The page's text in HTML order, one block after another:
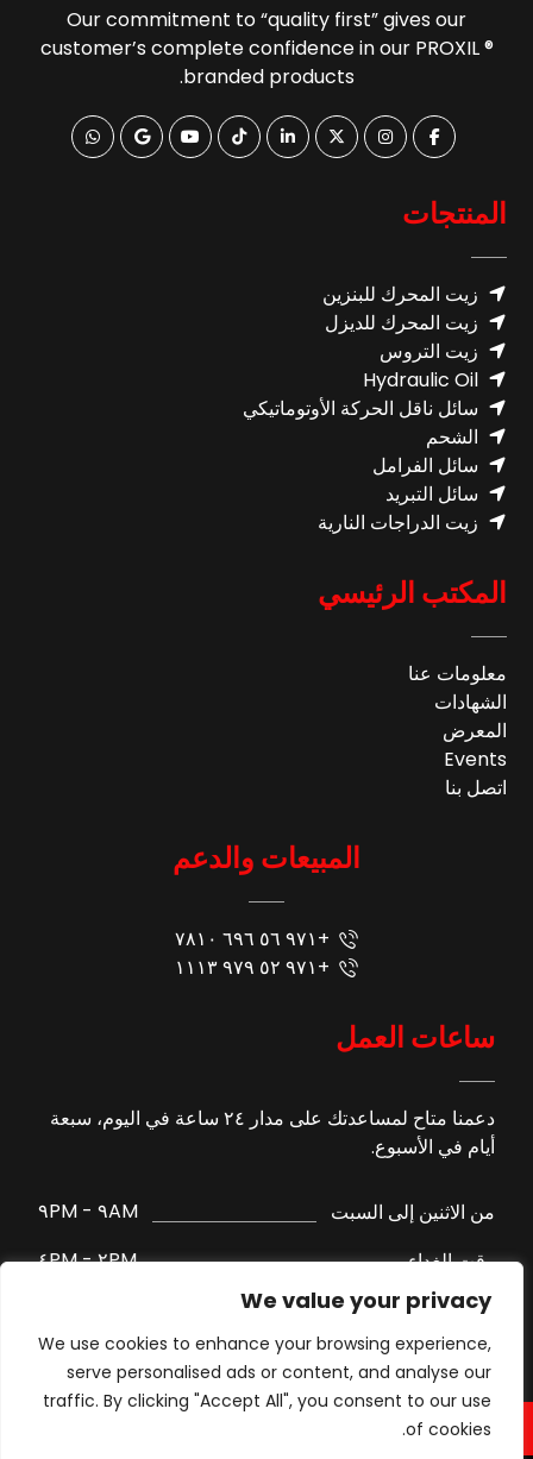
We value your privacy
We use cookies to enhance your browsing experience,
serve personalised ads or content, and analyse our
traffic. By clicking "Accept All", you consent to our use
of cookies.
Our commitment to “quality first” gives our
customer’s complete confidence in our PROXIL ®
branded products.
المنتجات
زيت المحرك للبنزين
زيت المحرك للديزل
زيت التروس
Hydraulic Oil
سائل ناقل الحركة الأوتوماتيكي
الشحم
سائل الفرامل
سائل التبريد
زيت الدراجات النارية
المكتب الرئيسي
معلومات عنا
الشهادات
المعرض
Events
اتصل بنا
المبيعات والدعم
+٩٧١ ٥٦ ٦٩٦ ٧٨١٠
+٩٧١ ٥٢ ٩٧٩ ١١١٣
ساعات العمل
دعمنا متاح لمساعدتك على مدار ٢٤ ساعة في اليوم، سبعة
أيام في الأسبوع.
من الاثنين إلى السبت
٩AM - ٩PM
وقت الغداء
٢PM - ٤PM
الأحد